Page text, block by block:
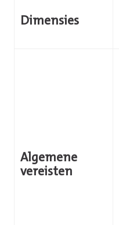
Dimensies
Algemene
vereisten